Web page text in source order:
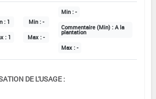
: 1
: 1
Min : -
Max : -
Min : -
Commentaire (Min) : A la
plantation
Max : -
DE L'USAGE :